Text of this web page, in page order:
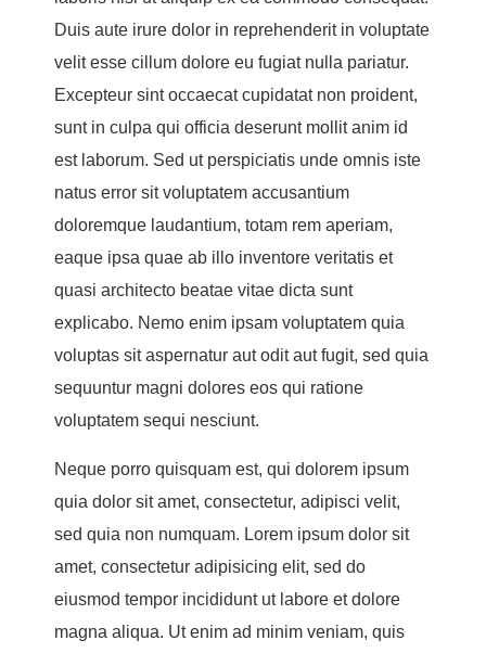
Duis aute irure dolor in reprehenderit in voluptate
velit esse cillum dolore eu fugiat nulla pariatur.
Excepteur sint occaecat cupidatat non proident,
sunt in culpa qui officia deserunt mollit anim id
est laborum. Sed ut perspiciatis unde omnis iste
natus error sit voluptatem accusantium
doloremque laudantium, totam rem aperiam,
eaque ipsa quae ab illo inventore veritatis et
quasi architecto beatae vitae dicta sunt
explicabo. Nemo enim ipsam voluptatem quia
voluptas sit aspernatur aut odit aut fugit, sed quia
sequuntur magni dolores eos qui ratione
voluptatem sequi nesciunt.
Neque porro quisquam est, qui dolorem ipsum
quia dolor sit amet, consectetur, adipisci velit,
sed quia non numquam. Lorem ipsum dolor sit
amet, consectetur adipisicing elit, sed do
eiusmod tempor incididunt ut labore et dolore
magna aliqua. Ut enim ad minim veniam, quis